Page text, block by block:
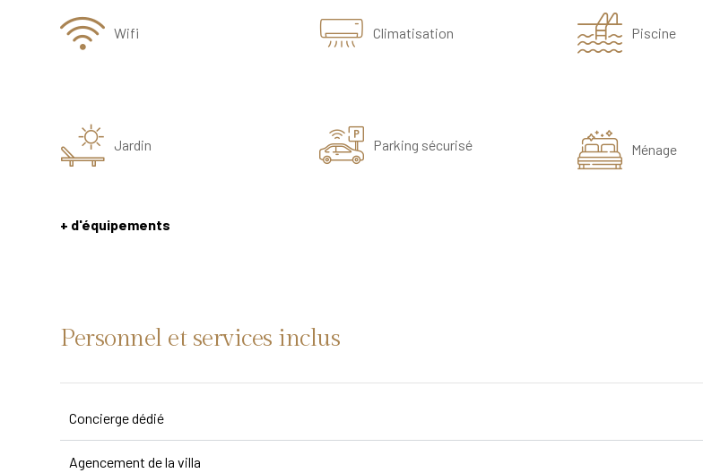
Wifi Climatisation Piscine
Jardin Parking sécurisé Ménage
+ d'équipements
Personnel et services inclus
Concierge dédié
Agencement de la villa